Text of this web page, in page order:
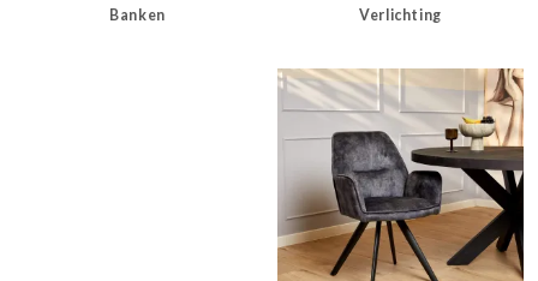
Banken Verlichting